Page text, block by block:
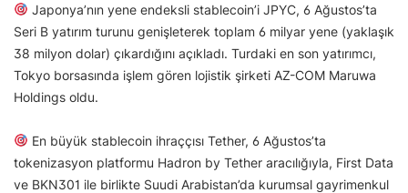
Japonya’nın yene endeksli stablecoin’i JPYC, 6 Ağustos’ta
Seri B yatırım turunu genişleterek toplam 6 milyar yene (yaklaşık
38 milyon dolar) çıkardığını açıkladı. Turdaki en son yatırımcı,
Tokyo borsasında işlem gören lojistik şirketi AZ-COM Maruwa
Holdings oldu.
En büyük stablecoin ihraççısı Tether, 6 Ağustos’ta
tokenizasyon platformu Hadron by Tether aracılığıyla, First Data
ve BKN301 ile birlikte Suudi Arabistan’da kurumsal gayrimenkul